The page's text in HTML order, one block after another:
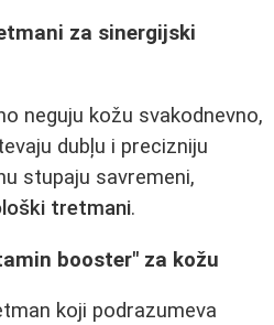
za sinergijski
neguju kožu svakodnevno,
dubļu i precizniju
stupaju savremeni,
tretmani.
booster" za kožu
koji podrazumeva